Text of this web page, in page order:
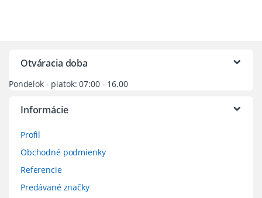
Otváracia doba
Pondelok - piatok: 07:00 - 16.00
Informácie
Profil
Obchodné podmienky
Referencie
Predávané značky